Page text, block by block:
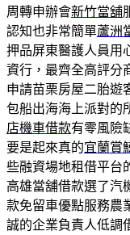
周轉申辦會新竹當舖
認知也非常簡單蘆洲
押品屏東醫護人員用
資行，最齊全高評分
申請苗栗房屋二胎遊
包船出海海上派對的
店機車借款有零風險
要是起來真的宜蘭賞
些融資場地租借平台
高雄當舖借款選了汽
款免留車優點服務農
誠的企業負責人低調